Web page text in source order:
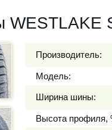
WESTLAKE
Производитель:
Модель:
Ширина шины:
Высота профиля,